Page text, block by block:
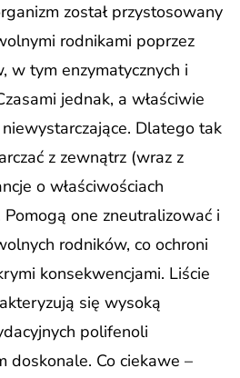
został przystosowany
rodnikami poprzez
w tym enzymatycznych i
jednak, a właściwie
Dlatego tak
z zewnątrz (wraz z
o właściwościach
one zneutralizować i
rodników, co ochroni
konsekwencjami. Liście
się wysoką
polifenoli
doskonale. Co ciekawe –